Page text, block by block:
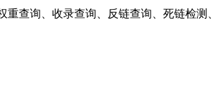
重查询、收录查询、反链查询、死链检